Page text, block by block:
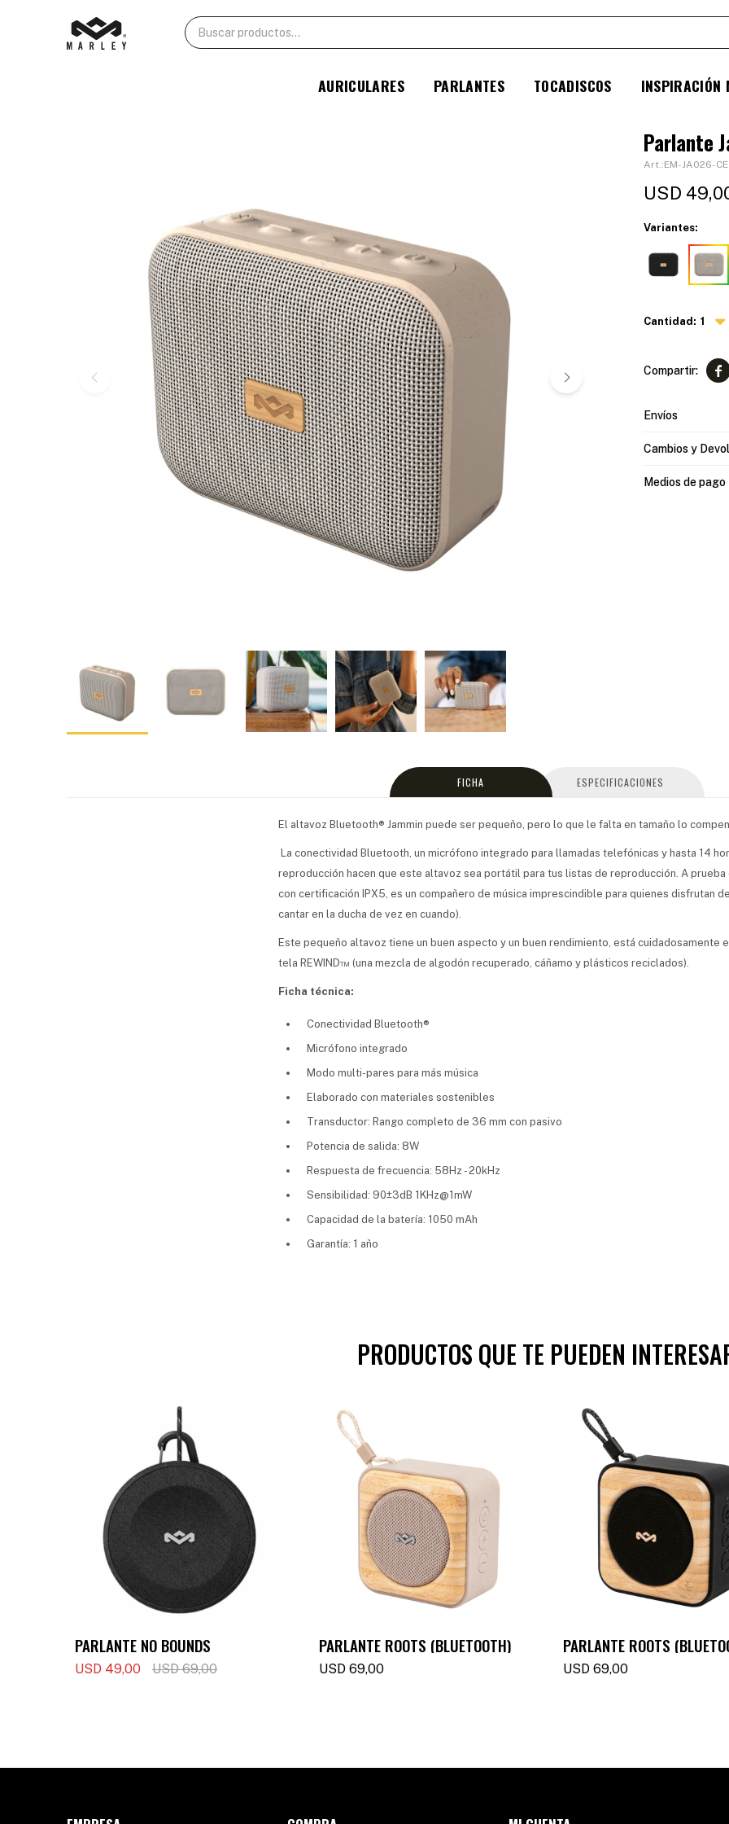
AURICULARES PARLANTES TOCADISCOS INSPIRACIÓN
Parlante
EM-JA026-CE
USD
Variantes:
1

Envíos
Cambios y
Medios de pago
FICHA ESPECIFICACIONES
El altavoz Bluetooth® Jammin puede ser pequeño, pero lo que le falta en tamaño lo
La conectividad Bluetooth, un micrófono integrado para llamadas telefónicas y hasta 14
reproducción hacen que este altavoz sea portátil para tus listas de reproducción. A prueba
con certificación IPX5, es un compañero de música imprescindible para quienes disfrutan
cantar en la ducha de vez en cuando).
Este pequeño altavoz tiene un buen aspecto y un buen rendimiento, está cuidadosamente
tela REWIND™ (una mezcla de algodón recuperado, cáñamo y plásticos reciclados).
Ficha técnica:
Conectividad Bluetooth®
Micrófono integrado
Modo multi-pares para más música
Elaborado con materiales sostenibles
Transductor: Rango completo de 36 mm con pasivo
Potencia de salida: 8W
Respuesta de frecuencia: 58Hz - 20kHz
Sensibilidad: 90±3dB 1KHz@1mW
Capacidad de la batería: 1050 mAh
Garantía: 1 año
PRODUCTOS QUE TE PUEDEN
PARLANTE NO BOUNDS
USD 49,00 USD 69,00
PARLANTE ROOTS (BLUETOOTH)
USD 69,00
PARLANTE ROOTS
USD 69,00